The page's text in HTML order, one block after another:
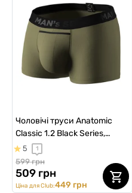
Чоловічі труси Anatomic
Classic 1.2 Black Series,
світлий хакі
5 1
599 грн
509 грн
Ціна для Club:449 грн